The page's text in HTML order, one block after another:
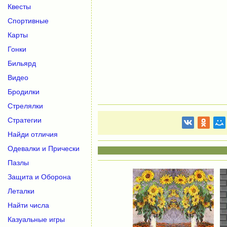
Квесты
Спортивные
Карты
Гонки
Бильярд
Видео
Бродилки
Стрелялки
Стратегии
Найди отличия
Одевалки и Прически
Пазлы
Защита и Оборона
Леталки
Найти числа
Казуальные игры